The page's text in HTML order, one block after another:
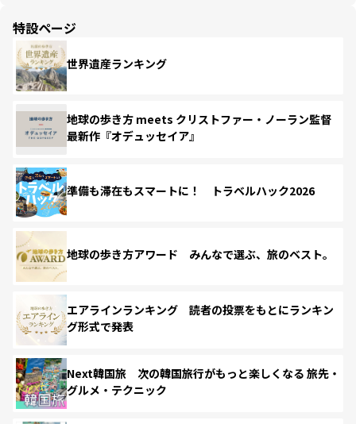
特設ページ
世界遺産ランキング
地球の歩き方 meets クリストファー・ノーラン監督
最新作『オデュッセイア』
準備も滞在もスマートに！ トラベルハック2026
地球の歩き方アワード みんなで選ぶ、旅のベスト。
エアラインランキング 読者の投票をもとにランキン
グ形式で発表
Next韓国旅 次の韓国旅行がもっと楽しくなる 旅先・
グルメ・テクニック